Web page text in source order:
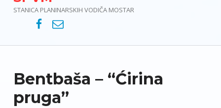
STANICA PLANINARSKIH VODIČA MOSTAR
SPVM – Facebook
SPVM – e-mail
Bentbaša – “Ćirina
pruga”